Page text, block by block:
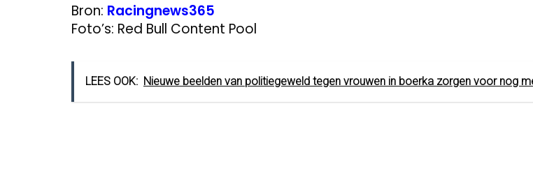
Bron: Racingnews365
Foto’s: Red Bull Content Pool
LEES OOK: Nieuwe beelden van politiegeweld tegen vrouwen in boerka zorgen voor nog